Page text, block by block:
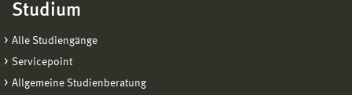
Studium
Alle Studiengänge
Servicepoint
Allgemeine Studienberatung